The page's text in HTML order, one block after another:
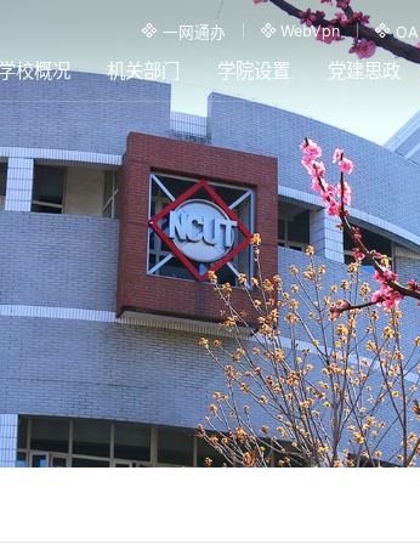
一网通办 WebVpn
校概况 机关部门 学院设置 党建思政